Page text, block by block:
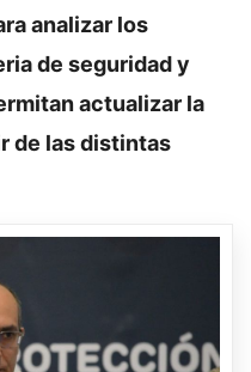
analizar los
de seguridad y
actualizar la
de las distintas